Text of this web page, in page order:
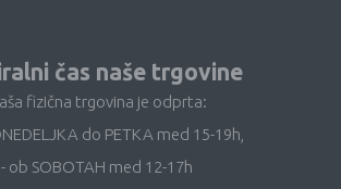
čas naše trgovine
fizična trgovina je odprta:
do PETKA med 15-19h,
- ob SOBOTAH med 12-17h